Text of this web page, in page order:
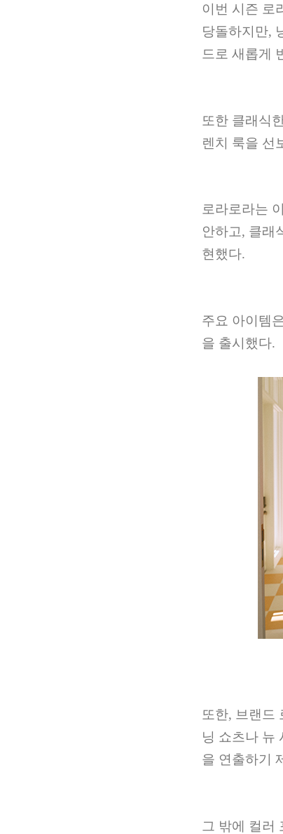
이번 시즌 로
당돌하지만,
드로 새롭게
또한 클래식
렌치 룩을 선
로라로라는
안하고, 클래
현했다.
주요 아이템
을 출시했다.
또한, 브랜드
닝 쇼츠나 뉴
을 연출하기
그 밖에 컬러